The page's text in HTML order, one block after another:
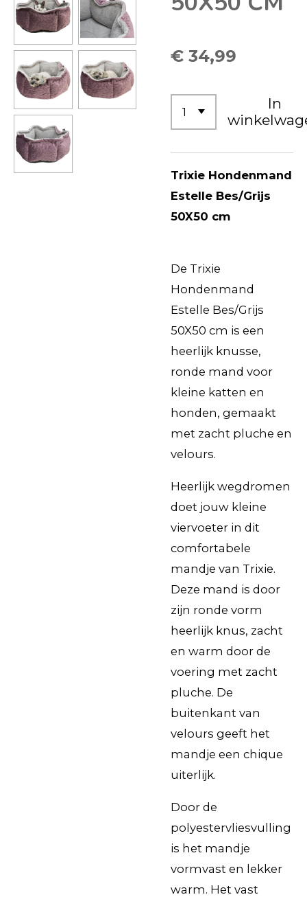
€ 34,99
In
Trixie Hondenmand
Estelle Bes/Grijs
50X50 cm
De Trixie
Hondenmand
Estelle Bes/Grijs
50X50 cm is een
heerlijk knusse,
ronde mand voor
kleine katten en
honden, gemaakt
met zacht pluche en
velours.
Heerlijk wegdromen
doet jouw kleine
viervoeter in dit
comfortabele
mandje van Trixie.
Deze mand is door
zijn ronde vorm
heerlijk knus, zacht
en warm door de
voering met zacht
pluche. De
buitenkant van
velours geeft het
mandje een chique
uiterlijk.
Door de
polyestervliesvulling
is het mandje
vormvast en lekker
warm. Het vast